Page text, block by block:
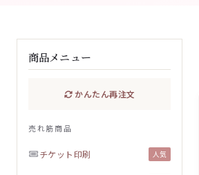
商品メニュー
かんたん再注文
売れ筋商品
チケット印刷 人気